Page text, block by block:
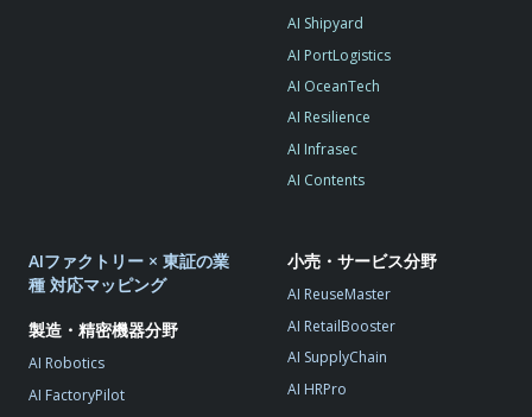
AI Shipyard
AI PortLogistics
AI OceanTech
AI Resilience
AI Infrasec
AI Contents
AIファクトリー × 東証の業
種 対応マッピング
製造・精密機器分野
AI Robotics
AI FactoryPilot
小売・サービス分野
AI ReuseMaster
AI RetailBooster
AI SupplyChain
AI HRPro